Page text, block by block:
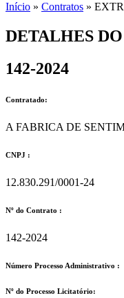
Início » Contratos »
DETALHES
142-2024
Contratado:
A FABRICA DE
CNPJ :
12.830.291/0001-24
Nº do Contrato :
142-2024
Número Processo Administrativo :
Nº do Processo Licitatório: